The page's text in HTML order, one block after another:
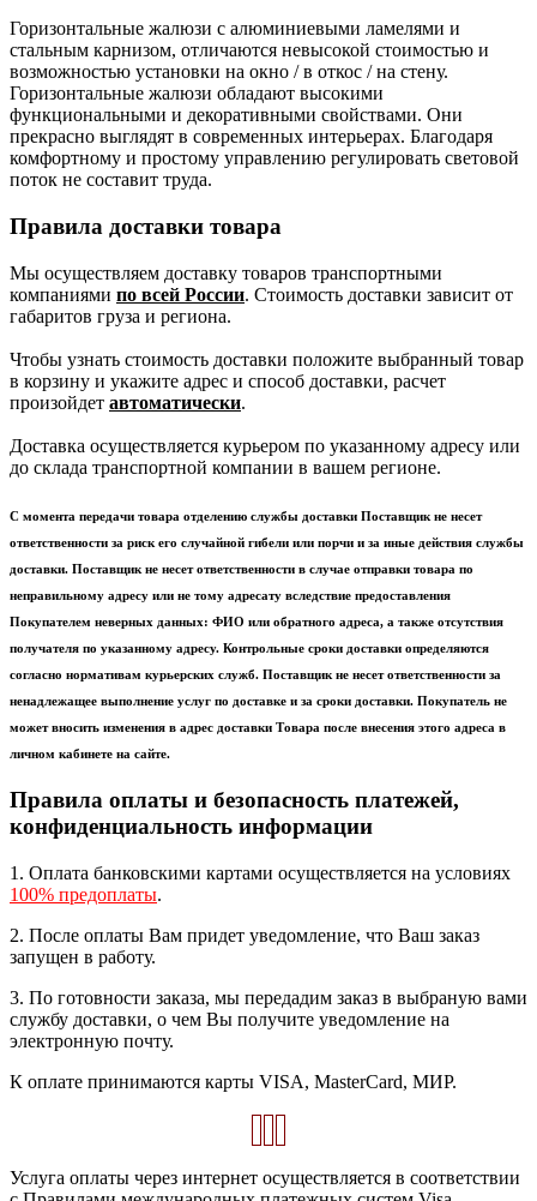
Горизонтальные жалюзи с алюминиевыми ламелями и
стальным карнизом, отличаются невысокой стоимостью и
возможностью установки на окно / в откос / на стену.
Горизонтальные жалюзи обладают высокими
функциональными и декоративными свойствами. Они
прекрасно выглядят в современных интерьерах. Благодаря
комфортному и простому управлению регулировать световой
поток не составит труда.
Правила доставки товара
Мы осуществляем доставку товаров транспортными
компаниями по всей России. Стоимость доставки зависит от
габаритов груза и региона.
Чтобы узнать стоимость доставки положите выбранный товар
в корзину и укажите адрес и способ доставки, расчет
произойдет автоматически.
Доставка осуществляется курьером по указанному адресу или
до склада транспортной компании в вашем регионе.
С момента передачи товара отделению службы доставки Поставщик не несет
ответственности за риск его случайной гибели или порчи и за иные действия службы
доставки. Поставщик не несет ответственности в случае отправки товара по
неправильному адресу или не тому адресату вследствие предоставления
Покупателем неверных данных: ФИО или обратного адреса, а также отсутствия
получателя по указанному адресу. Контрольные сроки доставки определяются
согласно нормативам курьерских служб. Поставщик не несет ответственности за
ненадлежащее выполнение услуг по доставке и за сроки доставки. Покупатель не
может вносить изменения в адрес доставки Товара после внесения этого адреса в
личном кабинете на сайте.
Правила оплаты и безопасность платежей,
конфиденциальность информации
1. Оплата банковскими картами осуществляется на условиях
100% предоплаты.
2. После оплаты Вам придет уведомление, что Ваш заказ
запущен в работу.
3. По готовности заказа, мы передадим заказ в выбраную вами
службу доставки, о чем Вы получите уведомление на
электронную почту.
К оплате принимаются карты VISA, MasterCard, МИР.
Услуга оплаты через интернет осуществляется в соответствии